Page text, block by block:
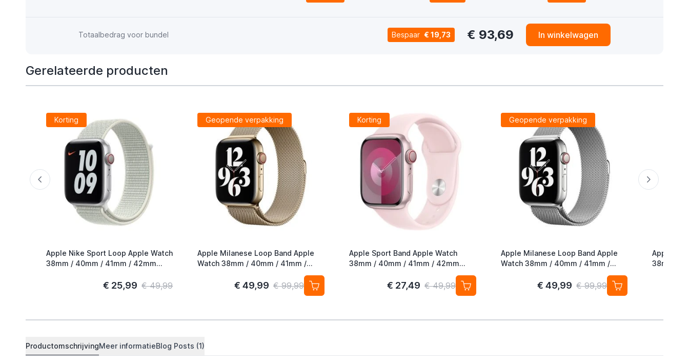
Totaalbedrag voor bundel Bespaar € 19,73 € 93,69 In winkelwagen
Gerelateerde producten
Korting
Apple Nike Sport Loop Apple Watch
38mm / 40mm / 41mm / 42mm
€ 25,99 € 49,99
Geopende verpakking
Apple Milanese Loop Band Apple
Watch 38mm / 40mm / 41mm /
€ 49,99 € 99,99
Korting
Apple Sport Band Apple Watch
38mm / 40mm / 41mm / 42mm
€ 27,49 € 49,99
Geopende verpakking
Apple Milanese Loop Band Apple
Watch 38mm / 40mm / 41mm /
€ 49,99 € 99,99
Apple
38mm /
ProductomschrijvingMeer informatieBlog Posts (1)